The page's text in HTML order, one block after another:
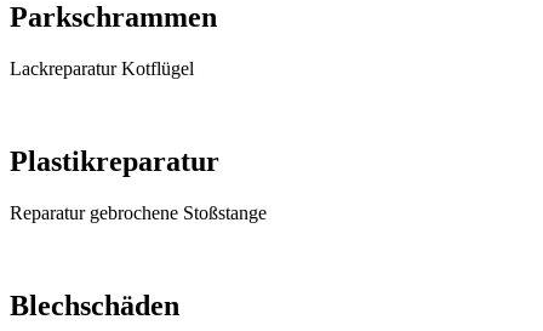
Parkschrammen
Lackreparatur Kotflügel
Plastikreparatur
Reparatur gebrochene Stoßstange
Blechschäden